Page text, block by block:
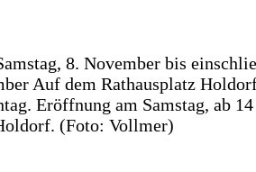
8. November bis
Auf dem Rathausplatz
Eröffnung am Samstag, ab
(Foto: Vollmer)